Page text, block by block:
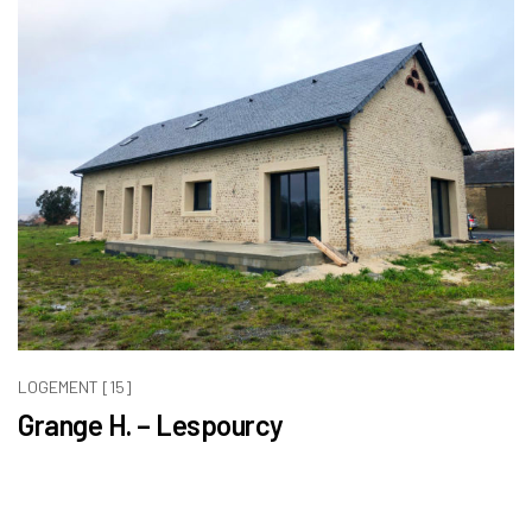
LOGEMENT [15]
Grange H. – Lespourcy